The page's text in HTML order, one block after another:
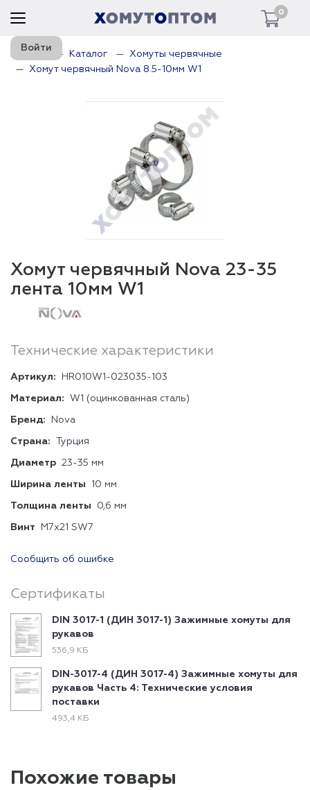
0
Войти
Главная Каталог
Хомуты червячные
Хомут червячный Nova 8.5-10мм W1
Хомут червячный Nova 23-35
лента 10мм W1
Технические характеристики
Артикул: HR010W1-023035-103
Материал: W1 (оцинкованная сталь)
Бренд: Nova
Страна: Турция
Диаметр 23-35 мм
Ширина ленты 10 мм
Толщина ленты 0,6 мм
Винт М7х21 SW7
Сообщить об ошибке
Сертификаты
DIN 3017-1 (ДИН 3017-1) Зажимные хомуты для
рукавов
536,9 КБ
DIN-3017-4 (ДИН 3017-4) Зажимные хомуты для
рукавов Часть 4: Технические условия
поставки
493,4 КБ
Похожие товары